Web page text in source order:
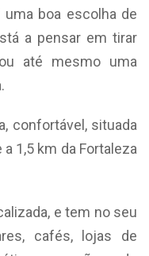
uma boa escolha de
a pensar em tirar
até mesmo uma
confortável, situada
1,5 km da Fortaleza
e tem no seu
cafés, lojas de